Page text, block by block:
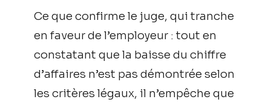
Ce que confirme le juge, qui tranche
en faveur de l’employeur : tout en
constatant que la baisse du chiffre
d’affaires n’est pas démontrée selon
les critères légaux, il n’empêche que